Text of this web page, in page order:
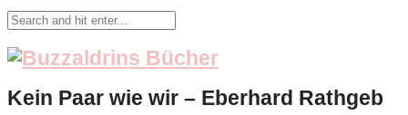
Kein Paar wie wir – Eberhard Rathgeb